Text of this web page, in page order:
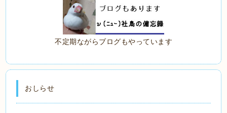
不定期ながらブログもやっています
おしらせ